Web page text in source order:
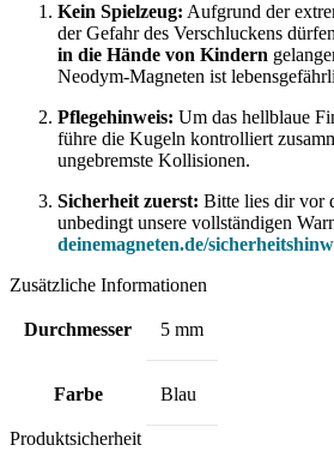
Kein Spielzeug: Aufgrund der
der Gefahr des Verschluckens
in die Hände von Kindern
Neodym-Magneten ist
Pflegehinweis: Um das hellblaue
führe die Kugeln kontrolliert
ungebremste Kollisionen.
Sicherheit zuerst: Bitte lies dir vor
unbedingt unsere vollständigen
deinemagneten.de/
Zusätzliche Informationen
Durchmesser 5 mm
Farbe Blau
Produktsicherheit